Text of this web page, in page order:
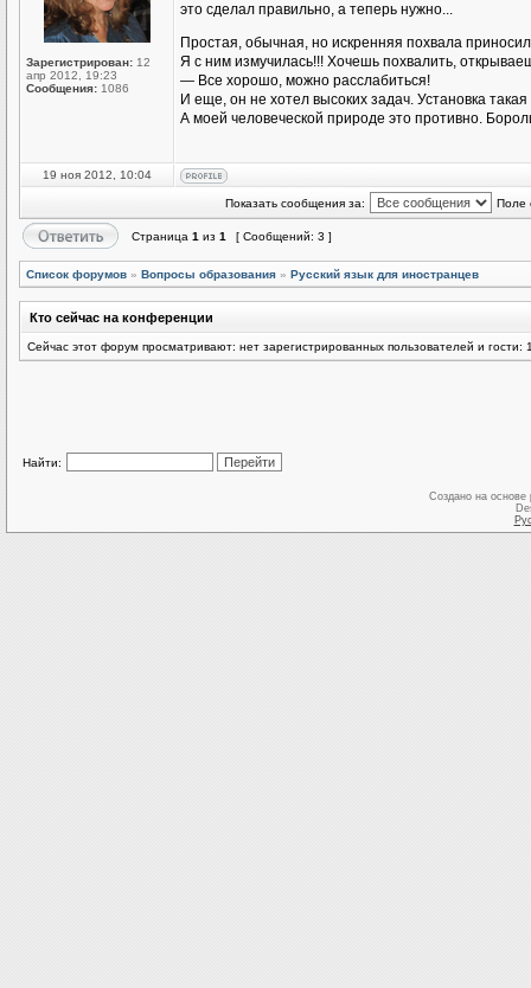
Зарегистрирован: 12
апр 2012, 19:23
Сообщения: 1086
это сделал правильно, а теперь нужно...
Простая, обычная, но искренняя похвала
Я с ним измучилась!!! Хочешь похвалить,
— Все хорошо, можно расслабиться!
И еще, он не хотел высоких задач. Установка
А моей человеческой природе это противно.
19 ноя 2012, 10:04
Показать сообщения за: Поле
Страница 1 из 1 [ Сообщений: 3 ]
Список форумов » Вопросы образования » Русский язык для иностранцев
Кто сейчас на конференции
Сейчас этот форум просматривают: нет зарегистрированных пользователей и гости:
Найти:
Создано на основе